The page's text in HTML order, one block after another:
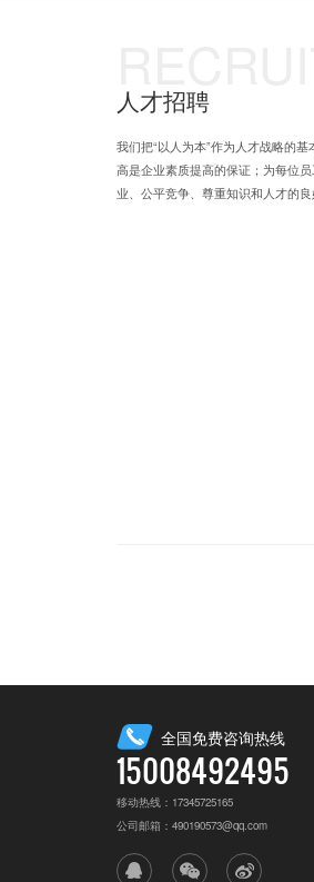
人才招聘
我们把“以人为本”作为人才战略的
高是企业素质提高的保证；为每位
业、公平竞争、尊重知识和人才的良
全国免费咨询热线
15008492495
移动热线：17345725165
公司邮箱：490190573@qq.com